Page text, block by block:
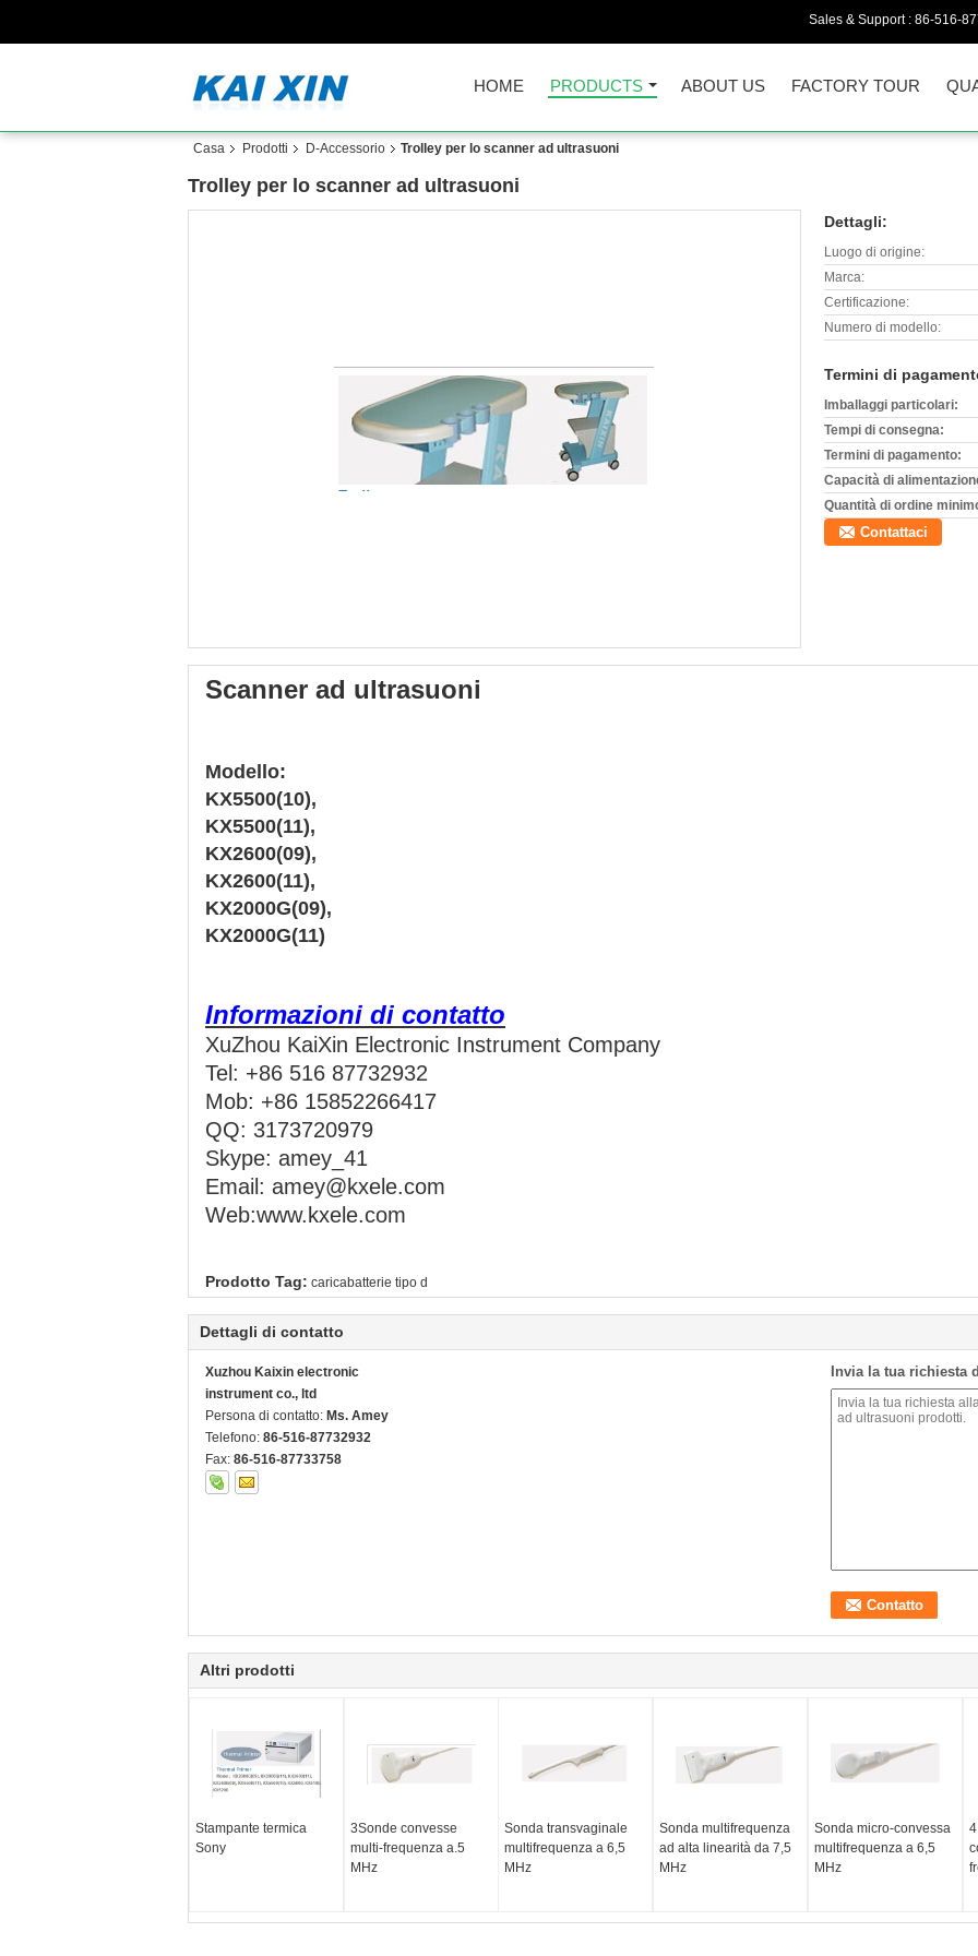
Sales & Support : 86-516-
HOME PRODUCTS ABOUT US FACTORY TOUR
Casa Prodotti D-Accessorio Trolley per lo scanner ad ultrasuoni
Trolley per lo scanner ad ultrasuoni
Dettagli:
Luogo di origine:
Marca:
Certificazione:
Numero di modello:
Termini di
Imballaggi particolari:
Tempi di consegna:
Termini di pagamento:
Capacità di
Quantità di ordine
Contattaci
Scanner ad ultrasuoni
Modello:
KX5500(10),
KX5500(11),
KX2600(09),
KX2600(11),
KX2000G(09),
KX2000G(11)
Informazioni di contatto
XuZhou KaiXin Electronic Instrument Company
Tel: +86 516 87732932
Mob: +86 15852266417
QQ: 3173720979
Skype: amey_41
Email: amey@kxele.com
Web:www.kxele.com
Prodotto Tag: caricabatterie tipo d
Dettagli di contatto
Xuzhou Kaixin electronic
instrument co., ltd
Persona di contatto: Ms. Amey
Telefono: 86-516-87732932
Fax: 86-516-87733758
Invia la tua richiesta
Altri prodotti
Stampante termica
Sony
3Sonde convesse
multi-frequenza a.5
MHz
Sonda transvaginale
multifrequenza a 6,5
MHz
Sonda multifrequenza
ad alta linearità da 7,5
MHz
Sonda micro-convessa
multifrequenza a 6,5
MHz